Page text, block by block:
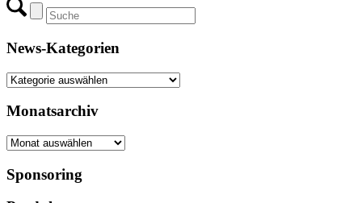
News-Kategorien
News-
Monatsarchiv
Monatsarchiv
Sponsoring